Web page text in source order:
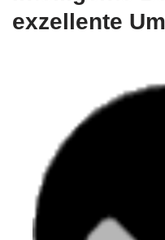
exzellente